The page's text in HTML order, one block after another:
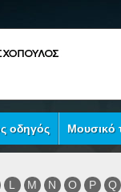
οδηγός Μουσικό
L M N O P
Q